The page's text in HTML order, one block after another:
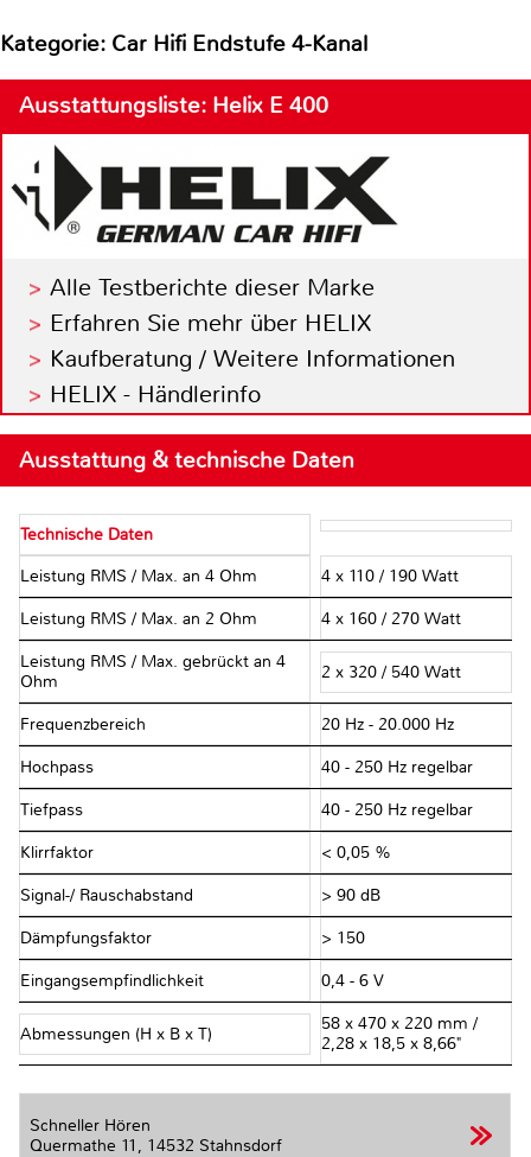
Kategorie: Car Hifi Endstufe 4-Kanal
Ausstattungsliste: Helix E 400
Alle Testberichte dieser Marke
Erfahren Sie mehr über HELIX
Kaufberatung / Weitere Informationen
HELIX - Händlerinfo
Ausstattung & technische Daten
Technische Daten
Leistung RMS / Max. an 4 Ohm 4 x 110 / 190 Watt
Leistung RMS / Max. an 2 Ohm 4 x 160 / 270 Watt
Leistung RMS / Max. gebrückt an 4
Ohm
2 x 320 / 540 Watt
Frequenzbereich 20 Hz - 20.000 Hz
Hochpass 40 - 250 Hz regelbar
Tiefpass 40 - 250 Hz regelbar
Klirrfaktor < 0,05 %
Signal-/ Rauschabstand > 90 dB
Dämpfungsfaktor > 150
Eingangsempfindlichkeit 0,4 - 6 V
Abmessungen (H x B x T)
58 x 470 x 220 mm /
2,28 x 18,5 x 8,66"
Schneller Hören
Quermathe 11, 14532 Stahnsdorf